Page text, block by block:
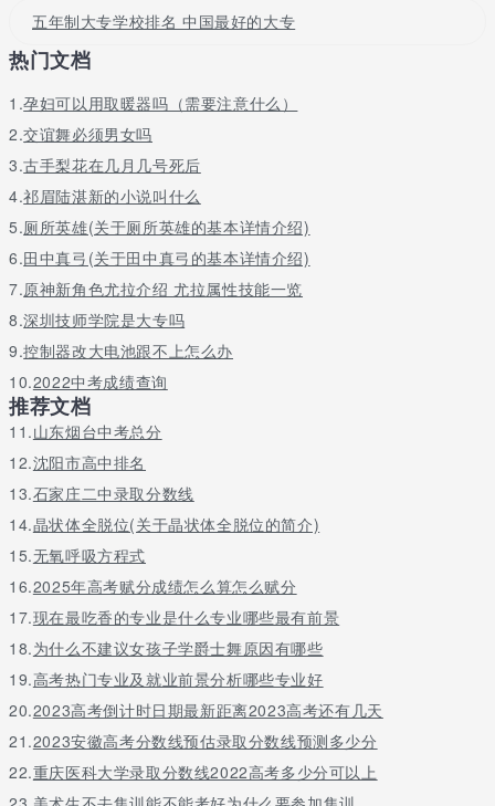
林业大学。
其中，哈尔滨工业大学国内最早的九所重点大学之一，被认为是国
内一流高校。哈尔滨工程大学也以“哈军工”知名，其三海一核专业
五年制大专学校排名 中国最好的大专
热门文档
1.孕妇可以用取暖器吗（需要注意什么）
2.交谊舞必须男女吗
3.古手梨花在几月几号死后
4.祁眉陆湛新的小说叫什么
5.厕所英雄(关于厕所英雄的基本详情介绍)
6.田中真弓(关于田中真弓的基本详情介绍)
7.原神新角色尤拉介绍 尤拉属性技能一览
8.深圳技师学院是大专吗
9.控制器改大电池跟不上怎么办
10.2022中考成绩查询
推荐文档
11.山东烟台中考总分
12.沈阳市高中排名
13.石家庄二中录取分数线
14.晶状体全脱位(关于晶状体全脱位的简介)
15.无氧呼吸方程式
16.2025年高考赋分成绩怎么算怎么赋分
17.现在最吃香的专业是什么专业哪些最有前景
18.为什么不建议女孩子学爵士舞原因有哪些
19.高考热门专业及就业前景分析哪些专业好
20.2023高考倒计时日期最新距离2023高考还有几天
21.2023安徽高考分数线预估录取分数线预测多少分
22.重庆医科大学录取分数线2022高考多少分可以上